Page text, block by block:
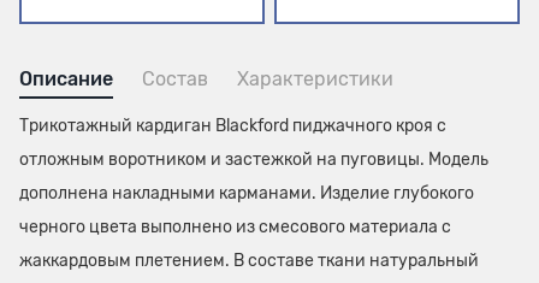
Описание Состав Характеристики
Трикотажный кардиган Blackford пиджачного кроя с
отложным воротником и застежкой на пуговицы. Модель
дополнена накладными карманами. Изделие глубокого
черного цвета выполнено из смесового материала с
жаккардовым плетением. В составе ткани натуральный